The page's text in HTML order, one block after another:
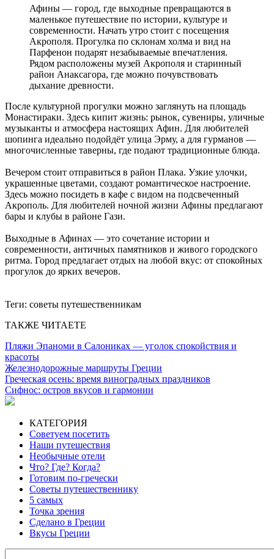
Афины — город, где выходные превращаются в
маленькое путешествие по истории, культуре и
современности. Начать утро стоит с посещения
Акрополя. Прогулка по склонам холма и вид на
Парфенон подарят незабываемые впечатления.
Рядом расположены музей Акрополя и старинный
район Анаксагора, где можно почувствовать
дыхание древности.
После культурной прогулки можно заглянуть на площадь
Монастираки. Здесь кипит жизнь: рынок, сувениры, уличные
музыканты и атмосфера настоящих Афин. Для любителей
шопинга идеально подойдёт улица Эрму, а для гурманов —
многочисленные таверны, где подают традиционные блюда.
Вечером стоит отправиться в район Плака. Узкие улочки,
украшенные цветами, создают романтическое настроение.
Здесь можно посидеть в кафе с видом на подсвеченный
Акрополь. Для любителей ночной жизни Афины предлагают
бары и клубы в районе Гази.
Выходные в Афинах — это сочетание истории и
современности, античных памятников и живого городского
ритма. Город предлагает отдых на любой вкус: от спокойных
прогулок до ярких вечеров.
Теги: советы путешественникам
ТАКЖЕ ЧИТАЕТЕ
Пляжи Эпаноми в Салониках — уголок спокойствия и
красоты
Железнодорожные маршруты Греции
Греческая осень: время виноградных праздников
Сифнос: остров вкусов и гармонии
КАТЕГОРИЯ
Советуем посетить
Наши путешествия
Необычные отели
Что? Где? Когда?
Готовим по-гречески
Советы путешественнику
5 самых
Точка зрения
Сделано в Греции
Вкусы Греции